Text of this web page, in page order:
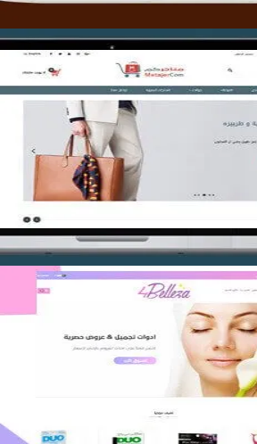
متجر متاجركم
متجر فوربليزا
التفاصيل